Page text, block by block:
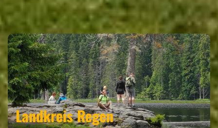
REGEN GEHÖRT ZU DEN REGIONEN
Landkreis Regen